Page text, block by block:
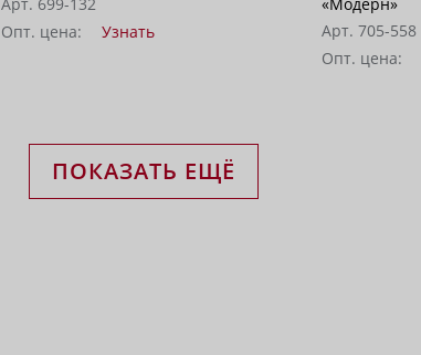
Опт. цена:
Узнать
Арт. 705-558
Опт. цена:
ПОКАЗАТЬ ЕЩЁ